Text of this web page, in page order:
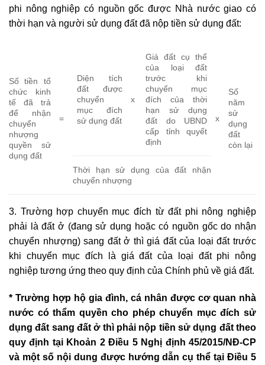
phi nông nghiệp có nguồn gốc được Nhà nước giao có
thời hạn và người sử dụng đất đã nộp tiền sử dụng đất:
Số tiền tổ
chức kinh
tế đã trả
để nhận
chuyển
nhượng
quyền sử
dụng đất
=
Diện tích
đất được
chuyển
mục đích
sử dụng đất
x
Giá đất cụ thể
của loại đất
trước khi
chuyển mục
đích của thời
hạn sử dụng
đất do UBND
cấp tỉnh quyết
định
x
Số
năm
sử
dụng
đất
còn lại
Thời hạn sử dụng của đất nhận
chuyển nhượng
3. Trường hợp chuyển mục đích từ đất phi nông nghiệp
phải là đất ở (đang sử dụng hoặc có nguồn gốc do nhận
chuyển nhượng) sang đất ở thì giá đất của loại đất trước
khi chuyển mục đích là giá đất của loại đất phi nông
nghiệp tương ứng theo quy định của Chính phủ về giá đất.
* Trường hợp hộ gia đình, cá nhân được cơ quan nhà
nước có thẩm quyền cho phép chuyển mục đích sử
dụng đất sang đất ở thì phải nộp tiền sử dụng đất theo
quy định tại Khoản 2 Điều 5 Nghị định 45/2015/NĐ-CP
và một số nội dung được hướng dẫn cụ thể tại Điều 5